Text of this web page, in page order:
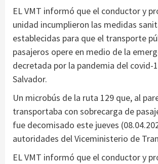
EL VMT informó que el conductor y
unidad incumplieron las medidas
establecidas para que el transporte
pasajeros opere en medio de la
decretada por la pandemia del covid-
Salvador.
Un microbús de la ruta 129 que, al
transportaba con sobrecarga de
fue decomisado este jueves
autoridades del Viceministerio de
EL VMT informó que el conductor y